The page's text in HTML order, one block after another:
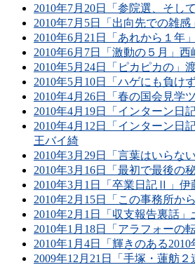
2010年7月20日「参院選、そし
2010年7月5日「出向先での雑感
2010年6月21日「あれから１年
2010年6月7日「激動の５月」西
2010年5月24日「ピカピカの」
2010年5月10日「ハゲにも負け
2010年4月26日「春の国会見学
2010年4月19日「インターン日
2010年4月12日「インターン日
王バイ綺
2010年3月29日「言葉はいらな
2010年3月16日「最初で最後の
2010年3月1日「卒業日記Ⅱ」伊
2010年2月15日「この事務所か
2010年2月1日「収支報告裏話」
2010年1月18日「アラフォーの
2010年1月4日「輝きのある
2009年12月21日「手塚・蓮舫